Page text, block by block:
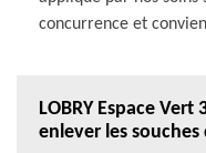
concurrence et
LOBRY Espace
enlever les souches